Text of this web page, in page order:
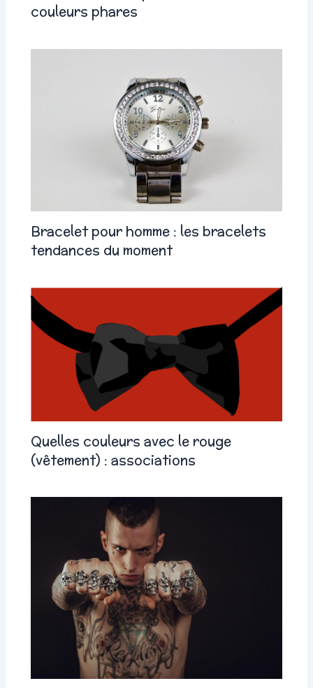
couleurs phares
Bracelet pour homme : les bracelets
tendances du moment
Quelles couleurs avec le rouge
(vêtement) : associations